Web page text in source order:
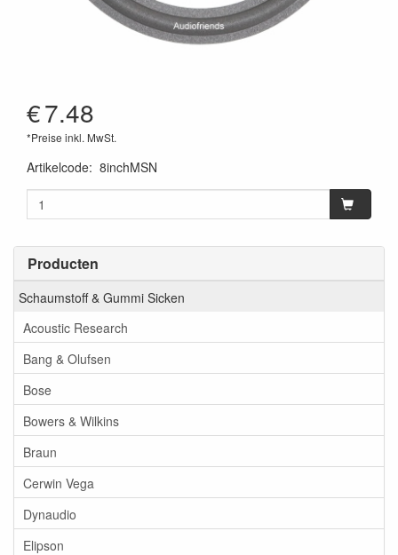
Producten
Schaumstoff & Gummi Sicken
Acoustic Research
Bang & Olufsen
Bose
Bowers & Wilkins
Braun
Cerwin Vega
Dynaudio
Elipson
€7.48
*Preise inkl. MwSt.
Artikelcode: 8inchMSN